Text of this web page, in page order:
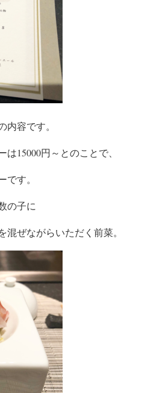
容です。
15000円～とのことで、
す。
の子に
混ぜながらいただく前菜。